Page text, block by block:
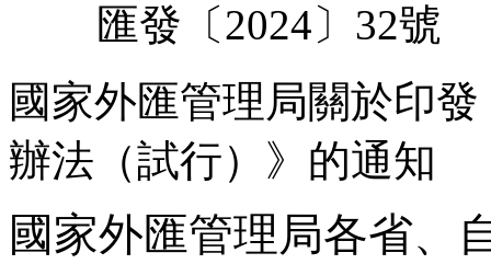
匯發〔2024〕32號
國家外匯管理局關於印
辦法（試行）》的通知
國家外匯管理局各省、